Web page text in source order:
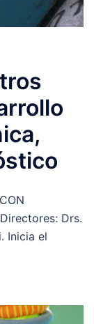
Drs.
Inicia el